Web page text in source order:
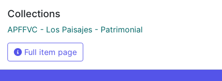
Collections
APFFVC - Los Paisajes - Patrimonial
Full item page